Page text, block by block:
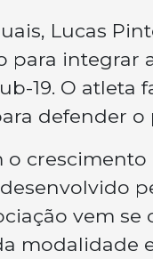
Lucas
para integrar
19. O atleta
defender
o
vem
modalidade